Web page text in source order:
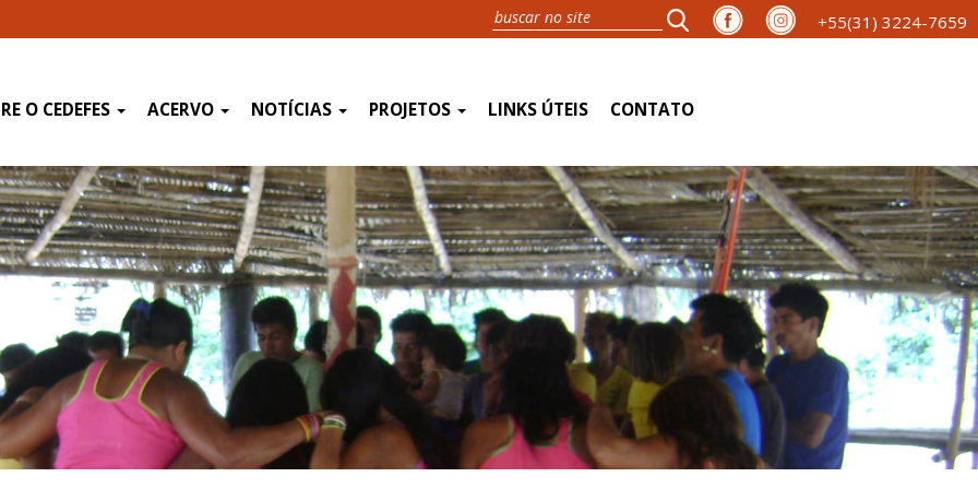
+55(31) 3224-7659
O CEDEFES ACERVO NOTÍCIAS PROJETOS LINKS ÚTEIS CONTATO